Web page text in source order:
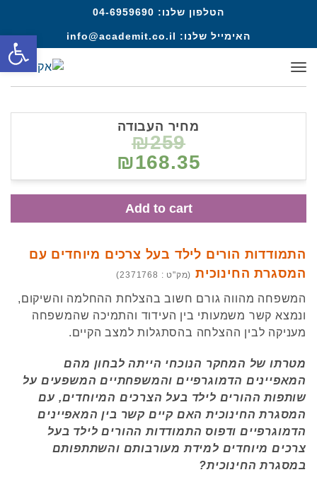
הטלפון שלנו: 04-6959690
האימייל שלנו: info@academit.co.il
תפריט
התמודדות הורים לילד בעל צרכים מיוחדים עם
המסגרת החינוכית (מק"ט : 2371768)
המשפחה מהווה גורם חשוב בהצלחת ההחלמה והשיקום,
ונמצא קשר משמעותי בין העידוד והתמיכה שהמשפחה
מעניקה לבין ההצלחה בהסתגלות למצב הקיים.
מטרתו של המחקר הנוכחי הייתה לבחון מהם
המאפיינים הדמוגרפיים והמשפחתיים המשפעים על
שותפות ההורים לילד בעל הצרכים המיוחדים, עם
המסגרת החינוכית האם קיים קשר בין המאפיינים
הדמוגרפיים ודפוס התמודדות ההורים לילד בעל
צרכים מיוחדים למידת מעורבותם והשתתפותם
במסגרת החינוכית?
מחיר העבודה
₪259
₪168.35
Add to cart
פתח